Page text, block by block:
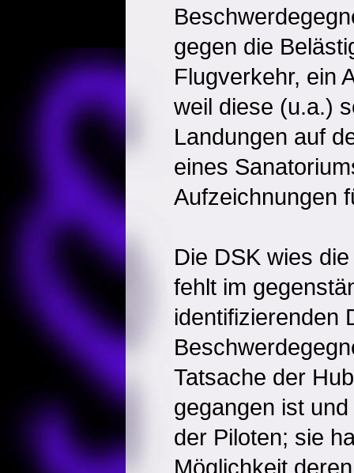
gegen die
Flugverkehr, ein
weil diese (u.a.)
Landungen auf
eines
Aufzeichnungen
Die DSK wies
fehlt im
identifizierenden
Tatsache der
gegangen ist
der Piloten; sie
Möglichkeit